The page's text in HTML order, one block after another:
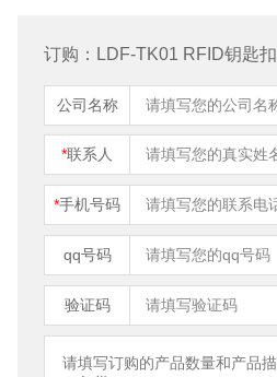
订购：LDF-TK01 RFID钥匙扣
公司名称
*联系人
*手机号码
qq号码
验证码